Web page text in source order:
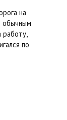
на
обычным
по